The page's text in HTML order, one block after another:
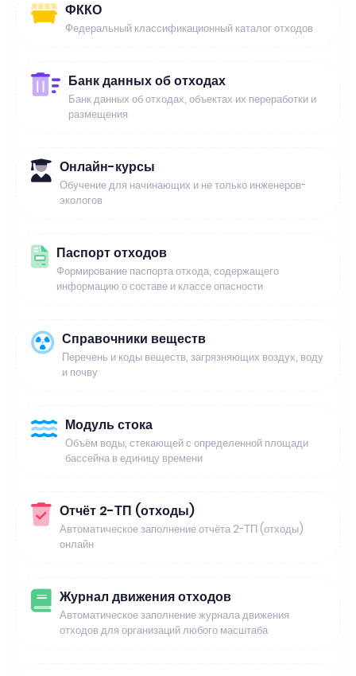
ФККО
Федеральный классификационный каталог отходов
Банк данных об отходах
Банк данных об отходах, объектах их переработки и
размещения
Онлайн-курсы
Обучение для начинающих и не только инженеров-
экологов
Паспорт отходов
Формирование паспорта отхода, содержащего
информацию о составе и классе опасности
Справочники веществ
Перечень и коды веществ, загрязняющих воздух, воду
и почву
Модуль стока
Объём воды, стекающей с определенной площади
бассейна в единицу времени
Отчёт 2-ТП (отходы)
Автоматическое заполнение отчёта 2-ТП (отходы)
онлайн
Журнал движения отходов
Автоматическое заполнение журнала движения
отходов для организаций любого масштаба